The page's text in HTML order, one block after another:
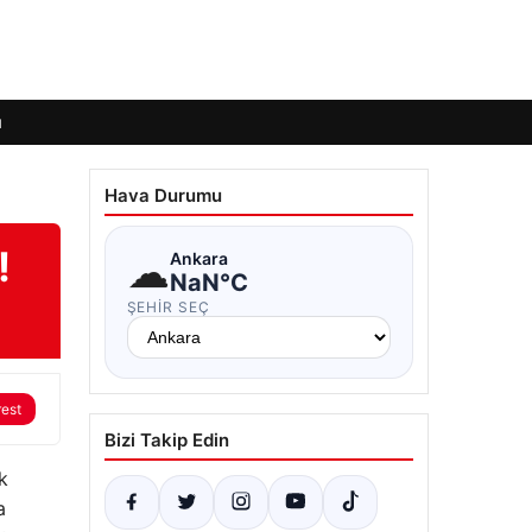
Hava Durumu
☁Ankara
NaN°C
ŞEHIR SEÇ
Bizi Takip Edin